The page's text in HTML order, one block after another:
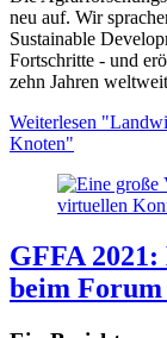
neu auf. Wir
Sustainable
Fortschritte - und
zehn Jahren
Weiterlesen
Knoten"
GFFA
beim Forum